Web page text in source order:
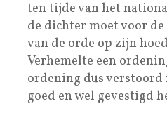
ten tijde van het
de dichter moet voor
van de orde op zijn
Verhemelte een
ordening dus verstoord
goed en wel gevestigd